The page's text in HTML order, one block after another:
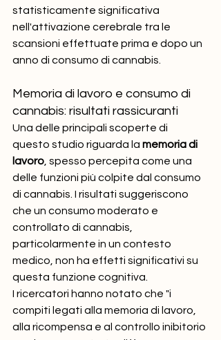
statisticamente significativa
nell'attivazione cerebrale tra le
scansioni effettuate prima e dopo un
anno di consumo di cannabis.
Memoria di lavoro e consumo di
cannabis: risultati rassicuranti
Una delle principali scoperte di
questo studio riguarda la memoria di
lavoro , spesso percepita come una
delle funzioni più colpite dal consumo
di cannabis. I risultati suggeriscono
che un consumo moderato e
controllato di cannabis,
particolarmente in un contesto
medico, non ha effetti significativi su
questa funzione cognitiva.
I ricercatori hanno notato che "i
compiti legati alla memoria di lavoro,
alla ricompensa e al controllo inibitorio